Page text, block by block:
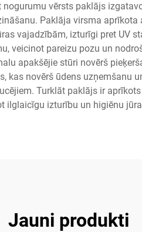
vērsts paklājs
Paklāja virsma
vajadzībām, izturīgi pret UV
veicinot pareizu pozu un
apakšējie stūri novērš
kas novērš ūdens uzņemšanu
Turklāt paklājs ir
ilglaicīgu izturību un higiēnu
Jauni produkti